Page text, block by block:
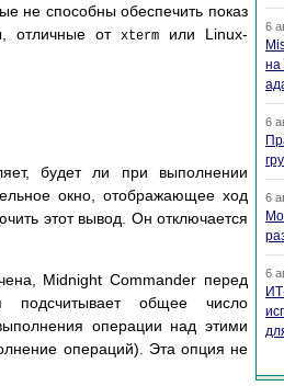
не способны обеспечить показ
отличные от xterm или Linux-
будет ли при выполнении
окно, отображающее ход
этот вывод. Он отключается
Midnight Commander перед
подсчитывает общее число
операции над этими
операций). Эта опция не
6
на
6
6
6